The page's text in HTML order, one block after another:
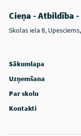
Cieņa - Atbildība
Skolas iela 8,
Sākumlapa
Uzņemšana
Par skolu
Kontakti